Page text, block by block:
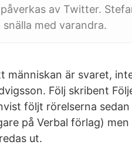
av Twitter.
snälla med varandra.
människan är svaret,
Följ skribent
följt rörelserna
på Verbal förlag)
ut.